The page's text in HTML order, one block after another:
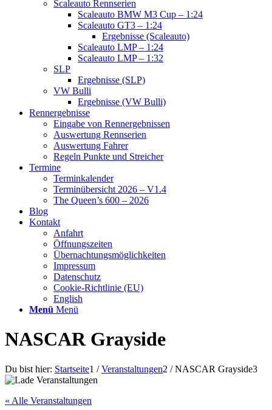
Scaleauto Rennserien
Scaleauto BMW M3 Cup – 1:24
Scaleauto GT3 – 1:24
Ergebnisse (Scaleauto)
Scaleauto LMP – 1:24
Scaleauto LMP – 1:32
SLP
Ergebnisse (SLP)
VW Bulli
Ergebnisse (VW Bulli)
Rennergebnisse
Eingabe von Rennergebnissen
Auswertung Rennserien
Auswertung Fahrer
Regeln Punkte und Streicher
Termine
Terminkalender
Terminübersicht 2026 – V1.4
The Queen’s 600 – 2026
Blog
Kontakt
Anfahrt
Öffnungszeiten
Übernachtungsmöglichkeiten
Impressum
Datenschutz
Cookie-Richtlinie (EU)
English
Menü Menü
NASCAR Grayside
Du bist hier: Startseite1 / Veranstaltungen2 / NASCAR Grayside3
« Alle Veranstaltungen